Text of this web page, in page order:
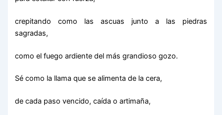
crepitando como las ascuas junto a las piedras
sagradas,
como el fuego ardiente del más grandioso gozo.
Sé como la llama que se alimenta de la cera,
de cada paso vencido, caída o artimaña,